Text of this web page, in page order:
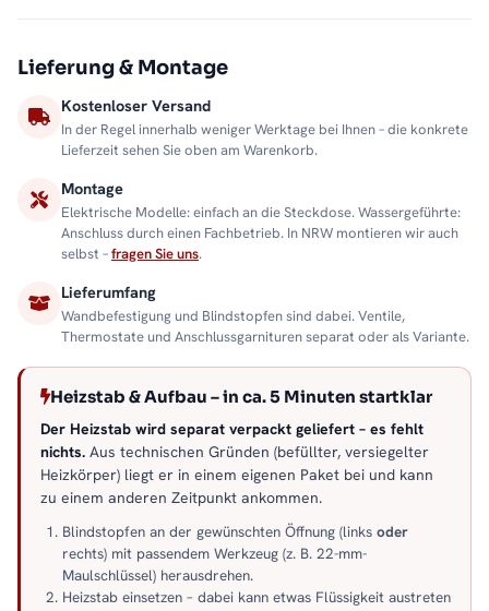
Lieferung & Montage
Kostenloser Versand
In der Regel innerhalb weniger Werktage bei Ihnen – die konkrete
Lieferzeit sehen Sie oben am Warenkorb.
Montage
Elektrische Modelle: einfach an die Steckdose. Wassergeführte:
Anschluss durch einen Fachbetrieb. In NRW montieren wir auch
selbst –fragen Sie uns.
Lieferumfang
Wandbefestigung und Blindstopfen sind dabei. Ventile,
Thermostate und Anschlussgarnituren separat oder als Variante.
Heizstab & Aufbau – in ca. 5 Minuten startklar
Der Heizstab wird separat verpackt geliefert – es fehlt
nichts. Aus technischen Gründen (befüllter, versiegelter
Heizkörper) liegt er in einem eigenen Paket bei und kann
zu einem anderen Zeitpunkt ankommen.
Blindstopfen an der gewünschten Öffnung (links oder
rechts) mit passendem Werkzeug (z. B. 22-mm-
Maulschlüssel) herausdrehen.
Heizstab einsetzen – dabei kann etwas Flüssigkeit austreten